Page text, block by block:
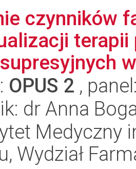
czynników
OPUS 2 ,
dr Anna
Medyczny
Wydział